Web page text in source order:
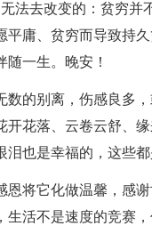
法去改变的：贫穷并
平庸、贫穷而导致持
一生。晚安！
数的别离，伤感良多
开花落、云卷云舒、
泪也是幸福的，这些都
恩将它化做温馨，感
生活不是速度的竞赛